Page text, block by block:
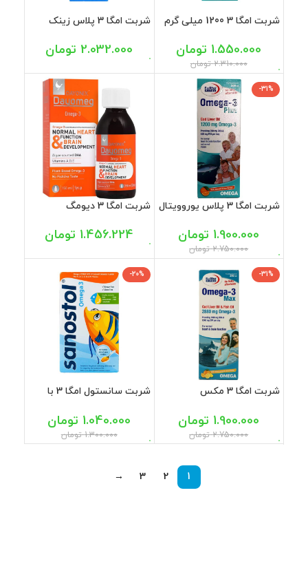
شربت امگا 3 1200 میلی گرم
2.310.000 تومان
1.550.000 تومان
شربت امگا 3 پلاس زینک
2.032.000 تومان
-31%
شربت امگا 3 پلاس یوروویتال
2.750.000 تومان
1.900.000 تومان
شربت امگا 3 دیومگ
1.456.224 تومان
-31%
شربت امگا 3 مکس
2.750.000 تومان
1.900.000 تومان
-20%
شربت سانستول امگا 3 با
1.300.000 تومان
1.040.000 تومان
1
2
3
→